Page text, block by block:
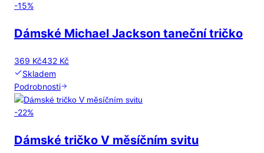
-15%
Dámské Michael Jackson taneční tričko
369 Kč432 Kč
Skladem
Podrobnosti
-22%
Dámské tričko V měsíčním svitu